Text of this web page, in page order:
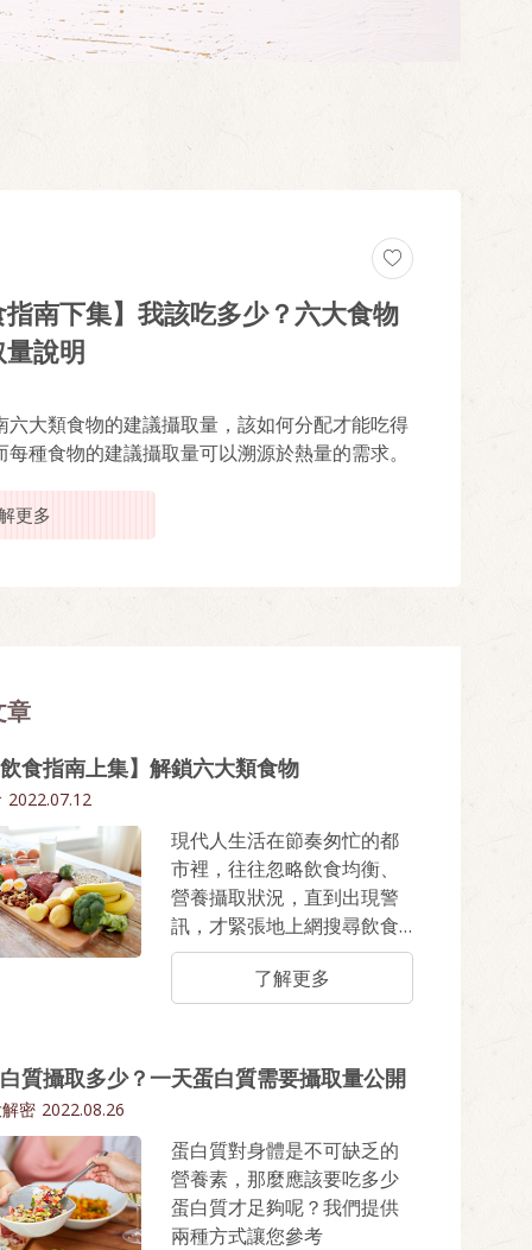
南下集】我該吃多少？六大食物
說明
六大類食物的建議攝取量，該如何分配才能吃得
種食物的建議攝取量可以溯源於熱量的需求。
更多
章
食指南上集】解鎖六大類食物
2022.07.12
現代人生活在節奏匆忙的都
市裡，往往忽略飲食均衡、
營養攝取狀況，直到出現警
訊，才緊張地上網搜尋飲食
方法。然而，網路上充斥各
種飲食，到底怎麼吃才健康
呢？本文將為你詳細介紹衛
南」，並解釋每日飲食指南
六大類食物的分類標準，讓
中的營養！
了解更多
質攝取多少？一天蛋白質需要攝取量公開
密 2022.08.26
蛋白質對身體是不可缺乏的
營養素，那麼應該要吃多少
蛋白質才足夠呢？我們提供
兩種方式讓您參考